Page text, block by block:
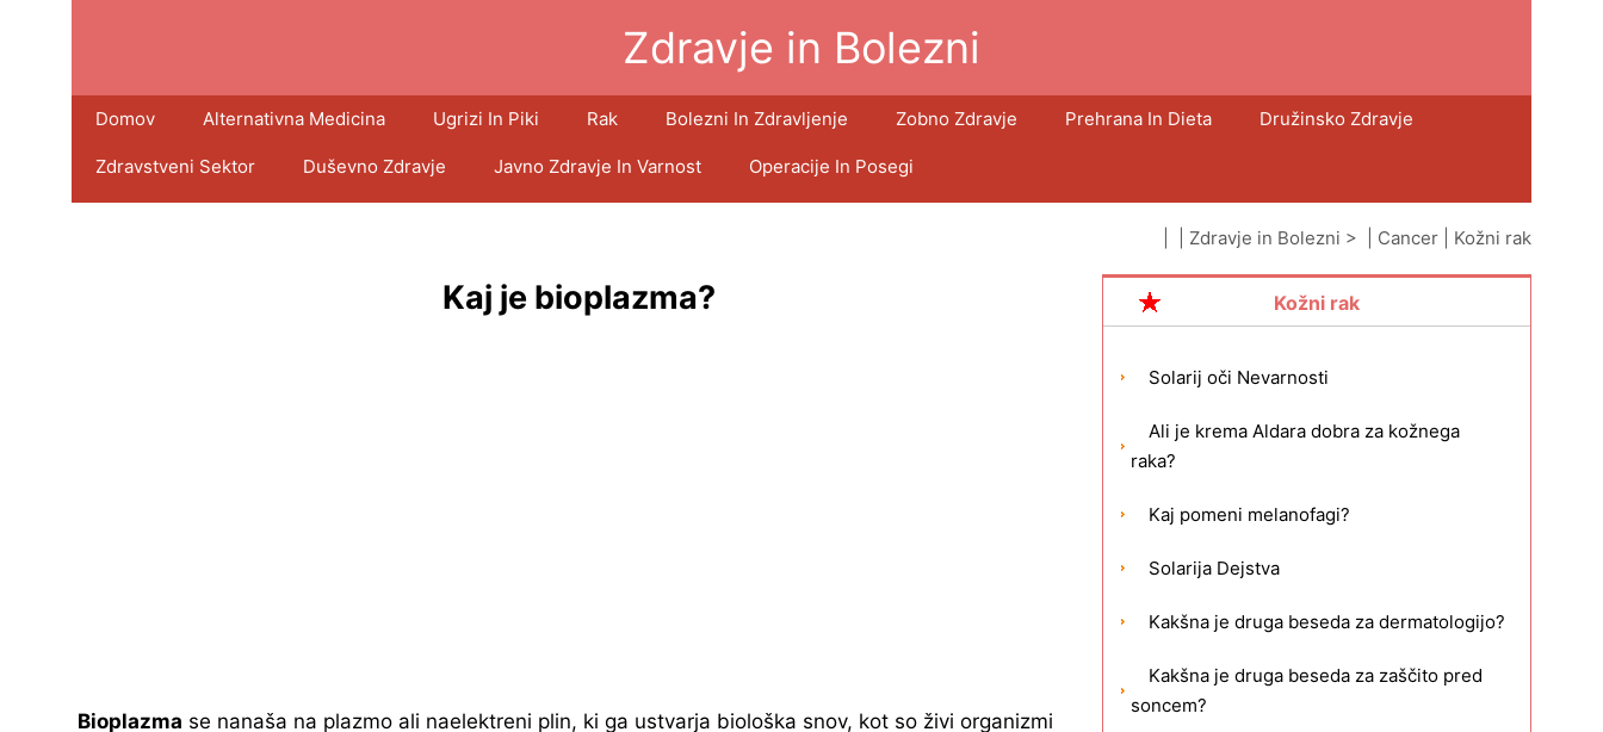
Zdravje in Bolezni
Domov Alternativna Medicina Ugrizi In Piki Rak Bolezni In Zdravljenje Zobno Zdravje Prehrana In Dieta Družinsko Zdravje
Zdravstveni Sektor Duševno Zdravje Javno Zdravje In Varnost Operacije In Posegi
Zdravje in Bolezni > | Cancer Kožni rak
Kaj je bioplazma?
Bioplazma se nanaša na plazmo ali naelektreni plin, ki ga ustvarja biološka snov, kot so živi organizmi
Kožni rak
Solarij oči Nevarnosti
Ali je krema Aldara dobra za kožnega
raka?
Kaj pomeni melanofagi?
Solarija Dejstva
Kakšna je druga beseda za dermatologijo?
Kakšna je druga beseda za zaščito pred
soncem?